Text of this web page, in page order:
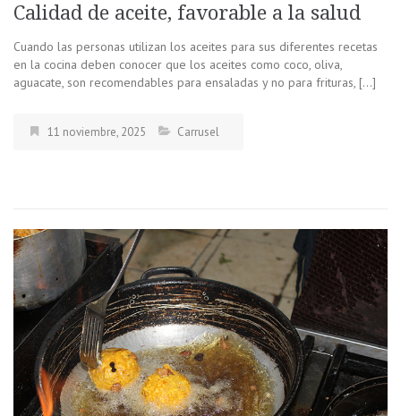
Calidad de aceite, favorable a la salud
Cuando las personas utilizan los aceites para sus diferentes recetas
en la cocina deben conocer que los aceites como coco, oliva,
aguacate, son recomendables para ensaladas y no para frituras, […]
11 noviembre, 2025 Carrusel